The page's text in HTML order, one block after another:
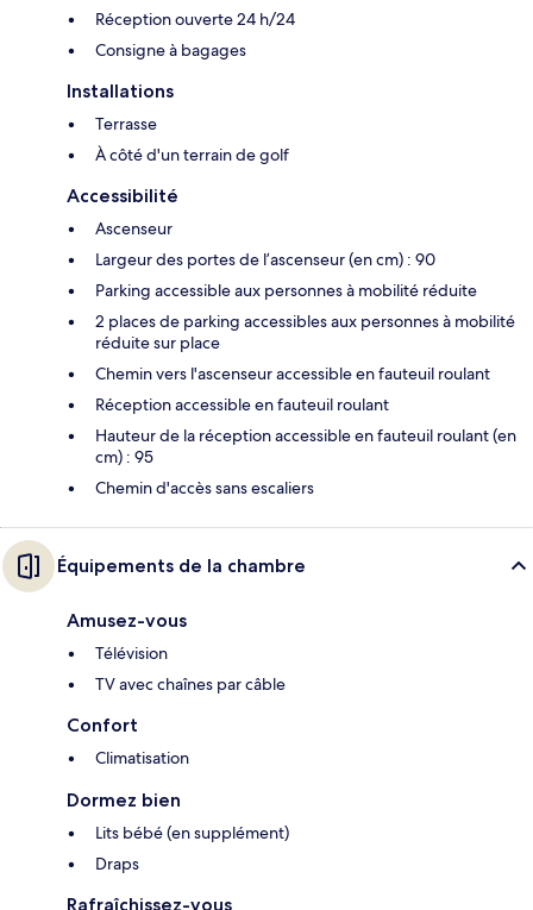
Réception ouverte 24 h/24
Consigne à bagages
Installations
Terrasse
À côté d'un terrain de golf
Accessibilité
Ascenseur
Largeur des portes de l’ascenseur (en cm) : 90
Parking accessible aux personnes à mobilité réduite
2 places de parking accessibles aux personnes à mobilité
réduite sur place
Chemin vers l'ascenseur accessible en fauteuil roulant
Réception accessible en fauteuil roulant
Hauteur de la réception accessible en fauteuil roulant (en
cm) : 95
Chemin d'accès sans escaliers
Équipements de la chambre
Amusez-vous
Télévision
TV avec chaînes par câble
Confort
Climatisation
Dormez bien
Lits bébé (en supplément)
Draps
Rafraîchissez-vous